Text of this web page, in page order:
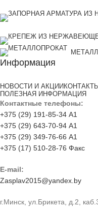
Информация
НОВОСТИ И АКЦИИ КОНТАКТЫ
ПОЛЕЗНАЯ ИНФОРМАЦИЯ
Контактные телефоны:
+375 (29) 191-85-34 А1
+375 (29) 643-70-94 А1
+375 (29) 349-76-66 А1
+375 (17) 510-28-76 Факс
E-mail:
Zasplav2015@yandex.by
г.Минск, ул.Брикета, д.2,